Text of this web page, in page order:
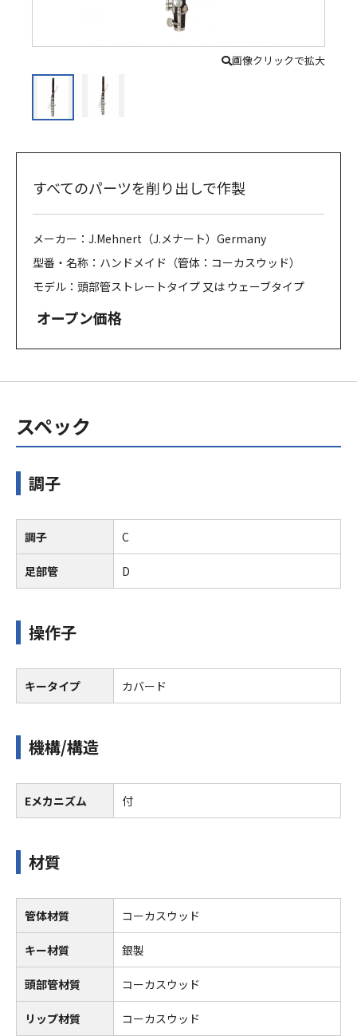
画像クリックで拡大
すべてのパーツを削り出しで作製
メーカー：J.Mehnert（J.メナート）Germany
型番・名称：ハンドメイド（管体：コーカスウッド）
モデル：頭部管ストレートタイプ 又は ウェーブタイプ
オープン価格
スペック
調子
調子 C
足部管 D
操作子
キータイプ カバード
機構/構造
Eメカニズム 付
材質
管体材質 コーカスウッド
キー材質 銀製
頭部管材質 コーカスウッド
リップ材質 コーカスウッド